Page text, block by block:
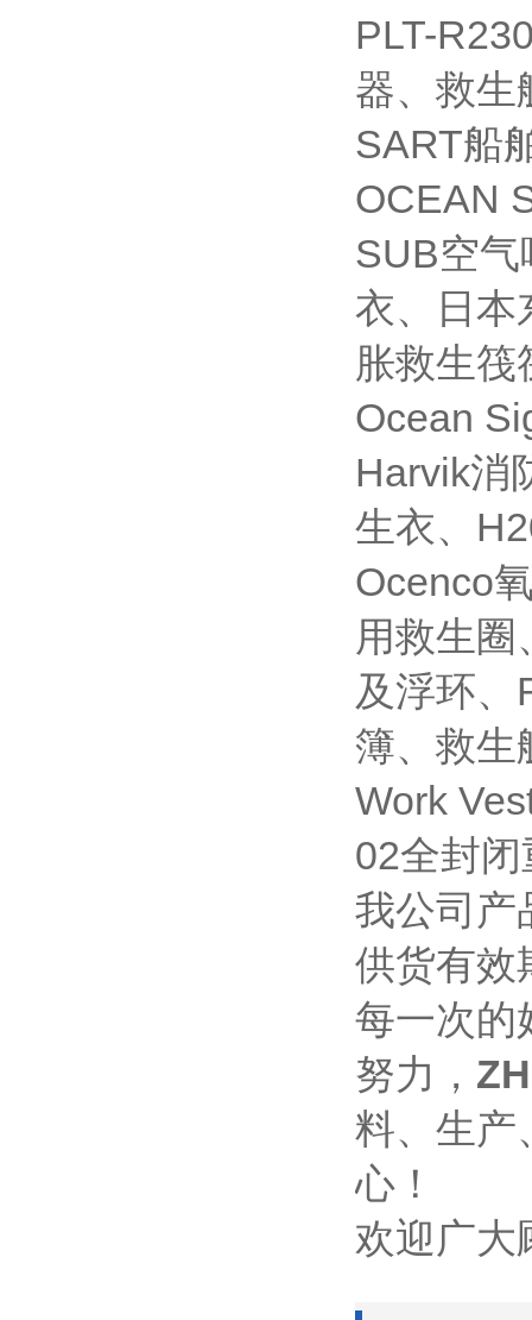
PLT-
器、救生
SART船
OCEAN
SUB空气
衣、日本
胀救生筏
Ocean
Harvik消
生衣、
Ocenco
用救生
及浮环、
簿、救生
Work
02全封
我公司产
供货有效
每一次的
努力，
料、生产
心！
欢迎广大